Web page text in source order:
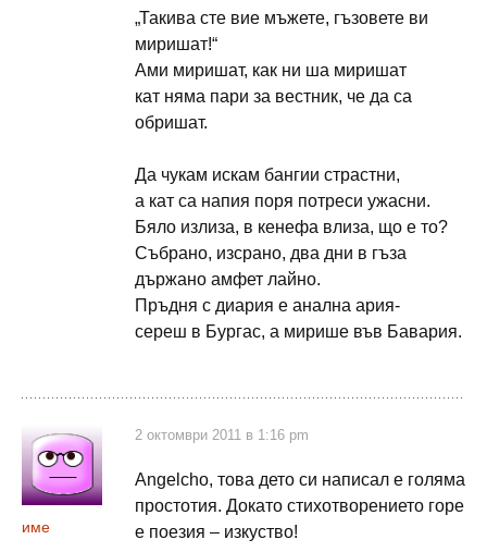
„Такива сте вие мъжете, гъзовете ви
миришат!“
Ами миришат, как ни ша миришат
кат няма пари за вестник, че да са
обришат.
Да чукам искам бангии страстни,
а кат са напия поря потреси ужасни.
Бяло излиза, в кенефа влиза, що е то?
Събрано, изсрано, два дни в гъза
държано амфет лайно.
Пръдня с диария е анална ария-
сереш в Бургас, а мирише във Бавария.
име
2 октомври 2011 в 1:16 pm
Angelcho, това дето си написал е голяма
простотия. Докато стихотворението горе
е поезия – изкуство!